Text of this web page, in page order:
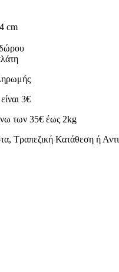
cm
δώρου
3€
των 35€ έως 2kg
Τραπεζική Κατάθεση ή